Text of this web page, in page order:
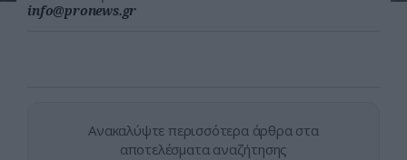
info@pronews.gr
Ανακαλύψτε περισσότερα άρθρα στα
αποτελέσματα αναζήτησης